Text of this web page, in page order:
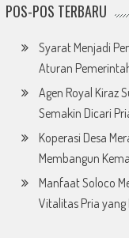
POS-POS TERBARU
Syarat Menjadi
Aturan
Agen Royal Kiraz
Semakin Dicari
Koperasi Desa
Membangun
Manfaat Soloco
Vitalitas Pria yang